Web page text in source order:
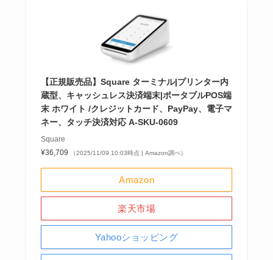
【正規販売品】Square ターミナル|プリンター内
蔵型、キャッシュレス決済端末|ポータブルPOS端
末 ホワイト /クレジットカード、PayPay、電子マ
ネー、タッチ決済対応 A-SKU-0609
Square
¥36,709
（2025/11/09 10:03時点 | Amazon調べ）
Amazon
楽天市場
Yahooショッピング